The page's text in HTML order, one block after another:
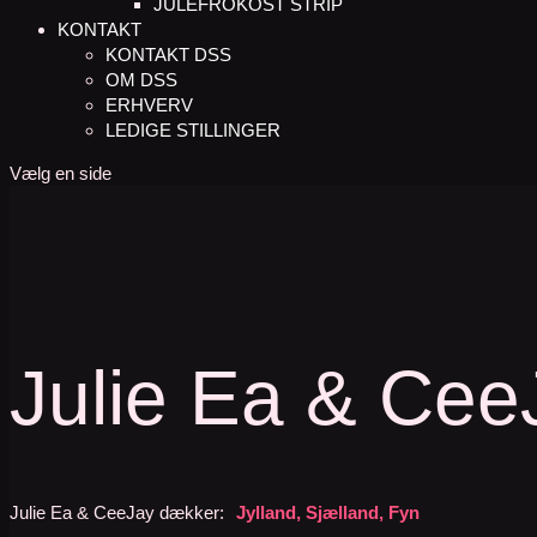
JULEFROKOST STRIP
KONTAKT
KONTAKT DSS
OM DSS
ERHVERV
LEDIGE STILLINGER
Vælg en side
Julie Ea &
Julie Ea & CeeJay dækker: Jylland, Sjælland, Fyn